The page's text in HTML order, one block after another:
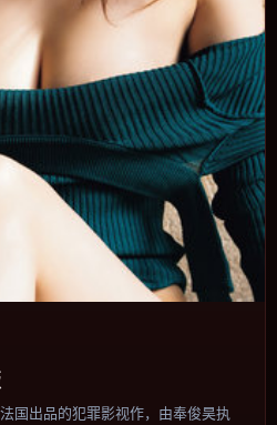
国出品的犯罪影视作，由奉俊昊执